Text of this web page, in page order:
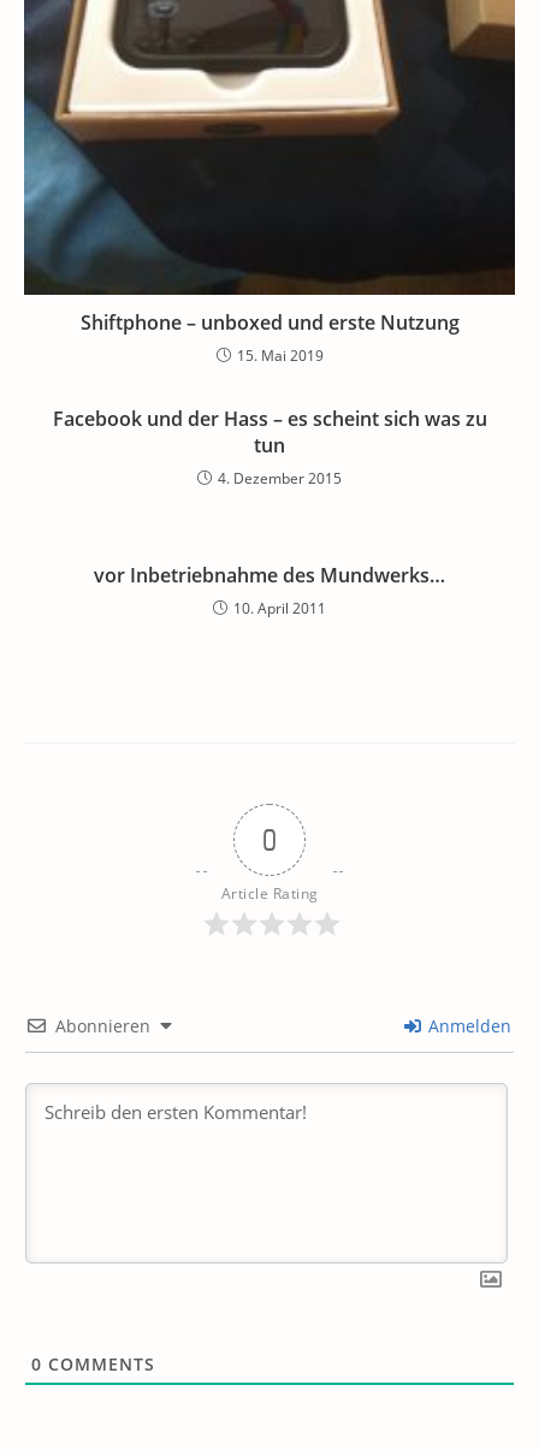
Shiftphone – unboxed und erste Nutzung
15. Mai 2019
Facebook und der Hass – es scheint sich was zu
tun
4. Dezember 2015
vor Inbetriebnahme des Mundwerks…
10. April 2011
0
Article Rating
Abonnieren Anmelden
0 COMMENTS